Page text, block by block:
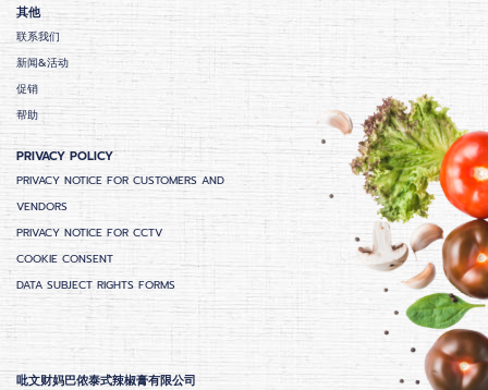
其他
联系我们
新闻&活动
促销
帮助
PRIVACY POLICY
PRIVACY NOTICE FOR CUSTOMERS AND
VENDORS
PRIVACY NOTICE FOR CCTV
COOKIE CONSENT
DATA SUBJECT RIGHTS FORMS
吡文财妈巴侬泰式辣椒膏有限公司